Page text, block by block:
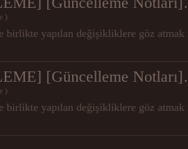
)
birlikte yapılan değişikliklere göz atmak
[Güncelleme Notları]
)
birlikte yapılan değişikliklere göz atmak